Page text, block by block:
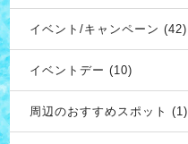
イベント/キャンペーン (42)
イベントデー (10)
周辺のおすすめスポット (1)